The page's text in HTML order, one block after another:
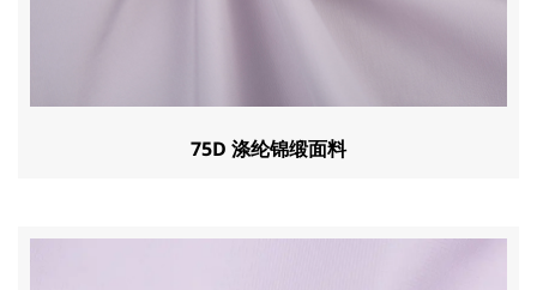
75D 涤纶锦缎面料